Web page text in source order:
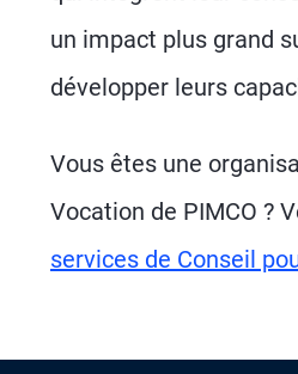
un impact plus grand
développer leurs
Vous êtes une
Vocation de PIMCO ?
services de Conseil